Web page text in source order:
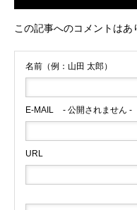
この記事へのコメントはあ
名前（例：山田 太郎）
E-MAIL - 公開されません -
URL